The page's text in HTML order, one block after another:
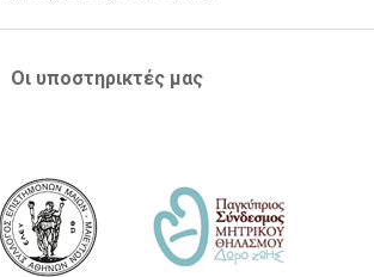
Οι υποστηρικτές μας